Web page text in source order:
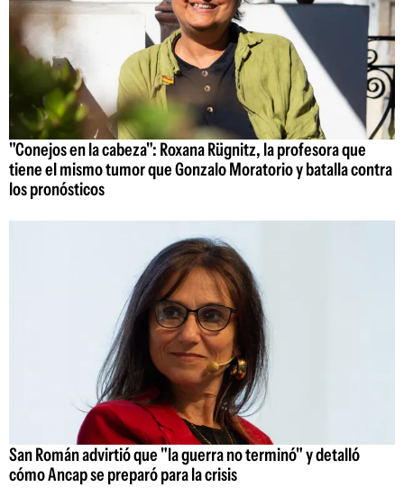
"Conejos en la cabeza": Roxana Rügnitz, la profesora que
tiene el mismo tumor que Gonzalo Moratorio y batalla contra
los pronósticos
San Román advirtió que "la guerra no terminó" y detalló
cómo Ancap se preparó para la crisis